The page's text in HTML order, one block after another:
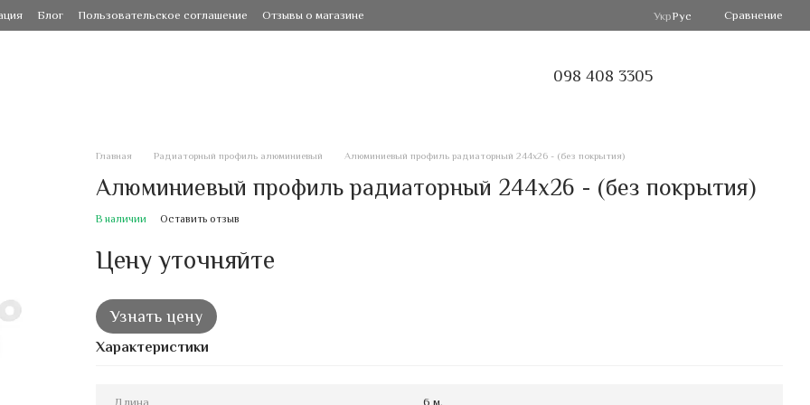
Блог Пользовательское соглашение Отзывы о магазине УкрРус Сравнение
098 408 3305
Главная Радиаторный профиль алюминиевый Алюминиевый профиль радиаторный 244х26 - (без покрытия)
Алюминиевый профиль радиаторный 244х26 - (без покрытия)
В наличии Оставить отзыв
Цену уточняйте
Узнать цену
Характеристики
Длина 6 м.